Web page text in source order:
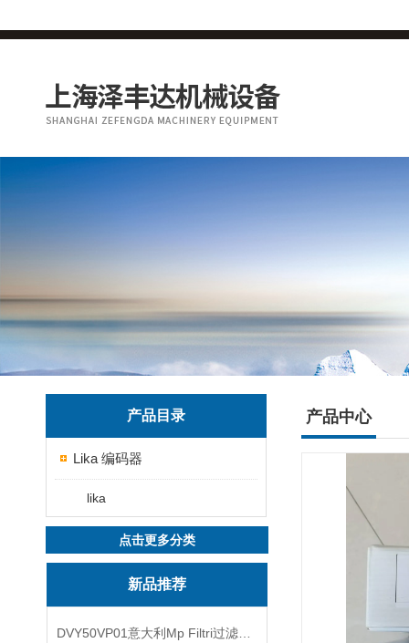
产品目录
Lika 编码器
lika
点击更多分类
新品推荐
产品中心